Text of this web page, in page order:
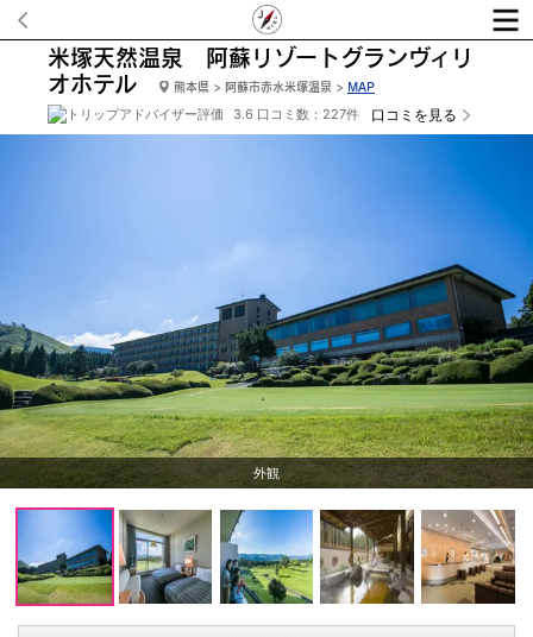
米塚天然温泉 阿蘇リゾートグランヴィリ
オホテル
熊本県 > 阿蘇市赤水米塚温泉 > MAP
3.6 口コミ数：227件 口コミを見る
外観